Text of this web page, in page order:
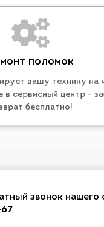
поломок
вашу технику на
в сервисный центр -
бесплатно!
звонок нашего